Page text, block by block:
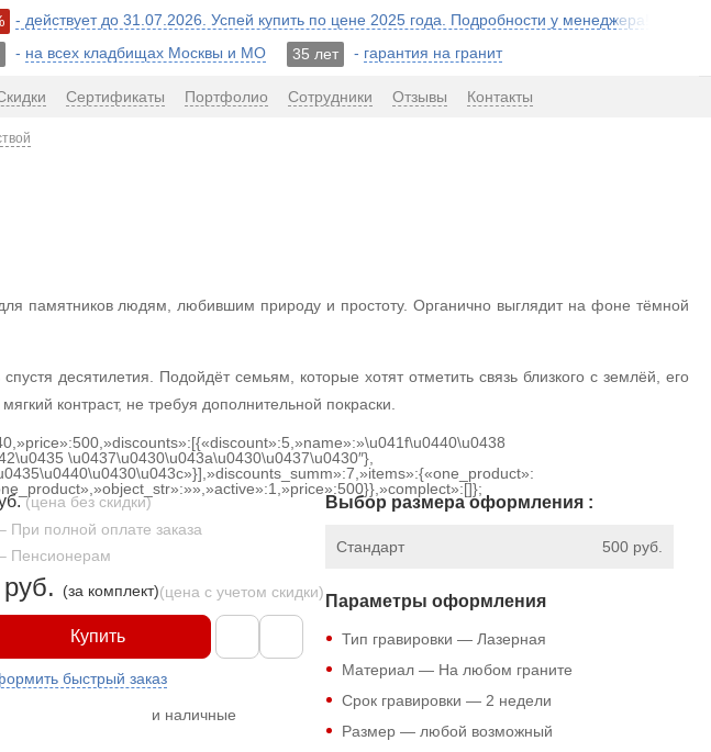
- действует до 31.07.2026. Успей купить по цене 2025 года. Подробности у менеджера!
- на всех кладбищах Москвы и МО 35 лет - гарантия на гранит
Сертификаты Портфолио Сотрудники Отзывы Контакты
памятников людям, любившим природу и простоту. Органично выглядит на фоне тёмной
десятилетия. Подойдёт семьям, которые хотят отметить связь близкого с землёй, его
контраст, не требуя дополнительной покраски.
\u0437\u0430\u043a\u0430\u0437\u0430″},
(цена без скидки)
При полной оплате заказа
Пенсионерам
(за комплект)(цена с учетом скидки)
Купить
быстрый заказ
и наличные
Выбор размера оформления :
500 руб.
Стандарт
Параметры оформления
Тип гравировки — Лазерная
Материал — На любом граните
Срок гравировки — 2 недели
Размер — любой возможный